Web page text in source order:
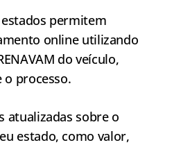
permitem
online utilizando
do veículo,
processo.
atualizadas sobre o
estado, como valor,